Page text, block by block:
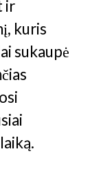
ir
kuris
sukaupė